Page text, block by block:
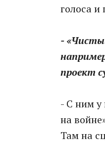
голоса и
-
проект
- С ним у
на
Там на